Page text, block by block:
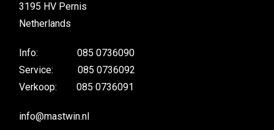
3195 HV Pernis
Netherlands
Info: 085 0736090
Service: 085 0736092
Verkoop: 085 0736091
info@mastwin.nl